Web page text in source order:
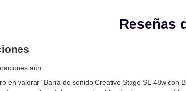
Reseñas
aún.
en valorar “Barra de sonido Creative Stage SE 48w